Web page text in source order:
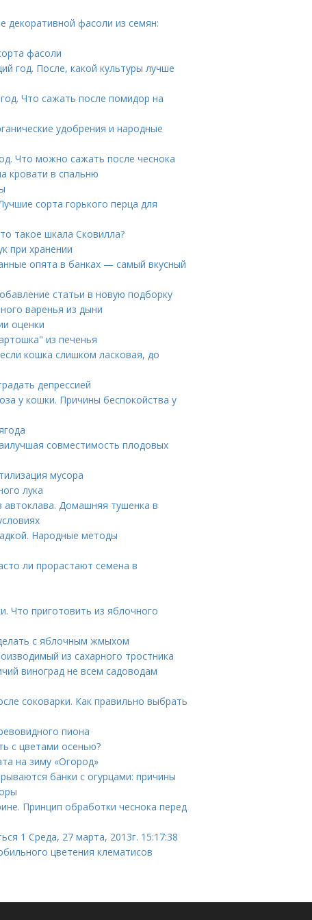
декоративной фасоли из семян:
фасоли
год. После, какой культуры лучше
Что сажать после помидор на
удобрения и народные
Что можно сажать после чеснока
кровати в спальню
сорта горького перца для
такое шкала Сковилла?
при хранении
опята в банках — самый вкусный
статьи в новую подборку
варенья из дыни
оценки
из печенья
кошка слишком ласковая, до
депрессией
у кошки. Причины беспокойства у
совместимость плодовых
мусора
лука
автоклава. Домашняя тушенка в
Народные методы
ли прорастают семена в
Что приготовить из яблочного
с яблочным жмыхом
из сахарного тростника
виноград не всем садоводам
соковарки. Как правильно выбрать
пиона
с цветами осенью?
на зиму «Огород»
банки с огурцами: причины
Принцип обработки чеснока перед
1 Среда, 27 марта, 2013г. 15:17:38
цветения клематисов